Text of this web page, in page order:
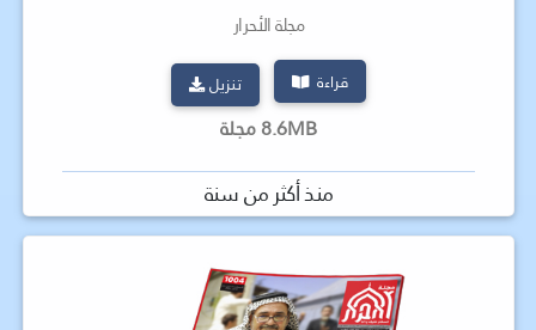
مجلة الأحرار
قراءة تنزيل
8.6MB مجلة
منذ أكثر من سنة